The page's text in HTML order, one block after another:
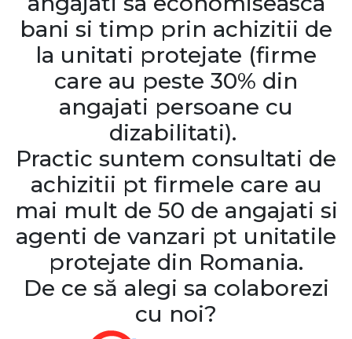
bani si timp prin achizitii de
la unitati protejate (firme
care au peste 30% din
angajati persoane cu
dizabilitati).
Practic suntem consultati de
achizitii pt firmele care au
mai mult de 50 de angajati si
agenti de vanzari pt unitatile
protejate din Romania.
De ce să alegi sa colaborezi
cu noi?